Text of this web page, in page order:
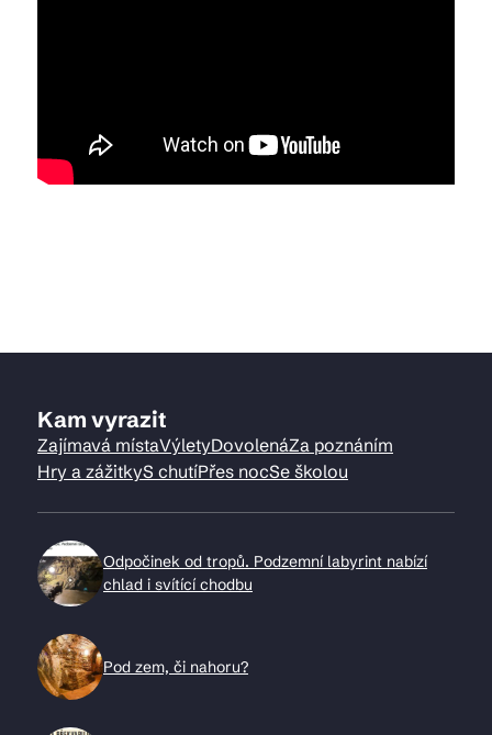
Kam vyrazit
Zajímavá místaVýletyDovolenáZa poznáním
Hry a zážitkyS chutíPřes nocSe školou
Odpočinek od tropů. Podzemní labyrint nabízí
chlad i svítící chodbu
Pod zem, či nahoru?